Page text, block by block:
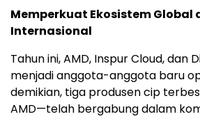
Memperkuat Ekosistem Global
Internasional
Tahun ini, AMD, Inspur Cloud, dan
menjadi anggota-anggota baru
demikian, tiga produsen cip
AMD—telah bergabung dalam